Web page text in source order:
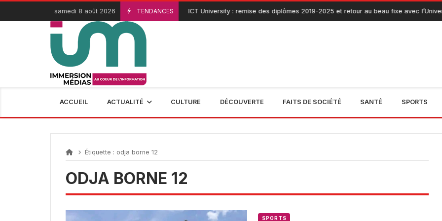
Passer
contenu
samedi 8 août 2026 TENDANCES
3 Août 2026 ICT University : remise des diplômes 2019-2025 et retour au beau fixe avec
ACCUEIL ACTUALITÉ CULTURE DÉCOUVERTE FAITS DE SOCIÉTÉ SANTÉ SPORTS
Étiquette : odja borne 12
ODJA BORNE 12
SPORTS